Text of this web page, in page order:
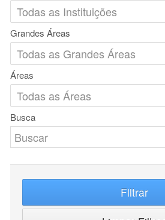
Grandes Áreas
Áreas
Busca
Filtrar